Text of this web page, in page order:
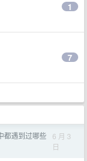
1
7
都遇到过哪些
6 月 3
日